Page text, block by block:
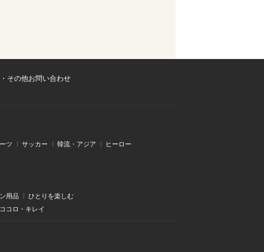
その他お問い合わせ
ツ サッカー 韓流・アジア ヒーロー
用品
ひとりを楽しむ
コロ・キレイ